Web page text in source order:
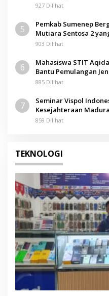
927 Dilihat
5
Pemkab Sumenep
Mutiara Sentosa 2
903 Dilihat
6
Mahasiswa STIT
Bantu Pemulangan
885 Dilihat
7
Seminar Vispol
Kesejahteraan
Kunci
859 Dilihat
TEKNOLOGI